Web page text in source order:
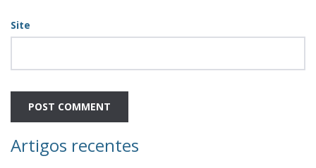
Site
Artigos recentes